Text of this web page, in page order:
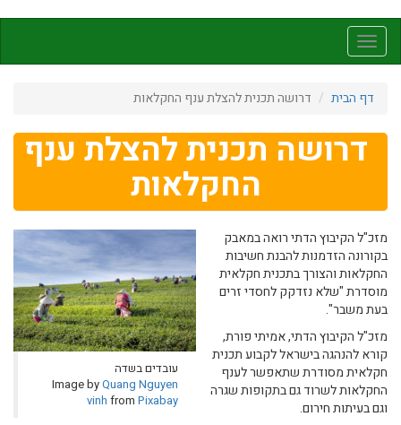
לתוכן
העיקריToggle
navigation
דף הבית
דרושה תכנית להצלת ענף החקלאות
דרושה תכנית להצלת ענף
החקלאות
מזכ"ל הקיבוץ הדתי רואה במאבק
בקורונה הזדמנות להבנת חשיבות
החקלאות והצורך בתכנית חקלאית
מוסדרת "שלא נזדקק לחסדי זרים
בעת משבר".
מזכ"ל הקיבוץ הדתי, אמיתי פורת,
קורא להנהגה בישראל לקבוע תכנית
חקלאית מסודרת שתאפשר לענף
החקלאות לשרוד גם בתקופות שגרה
וגם בעיתות חירום.
עובדים בשדה
Image byQuang Nguyen
vinh from Pixabay